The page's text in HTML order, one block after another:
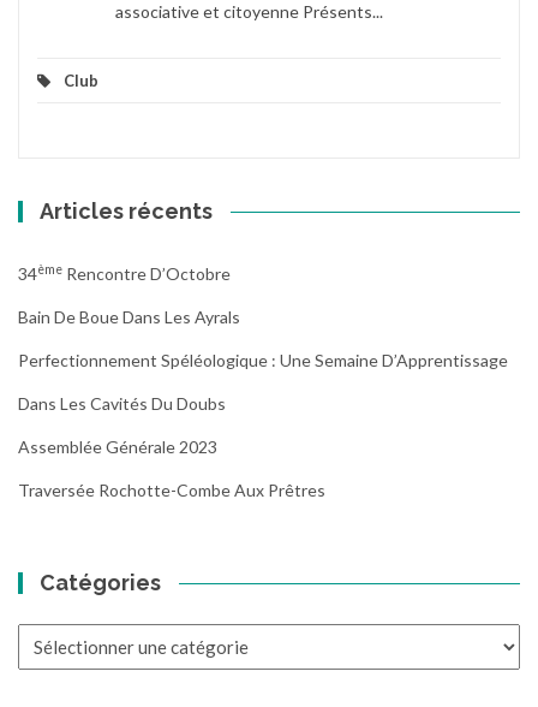
associative et citoyenne Présents...
Club
Articles récents
34Ème Rencontre D’Octobre
Bain De Boue Dans Les Ayrals
Perfectionnement Spéléologique : Une Semaine D’Apprentissage
Dans Les Cavités Du Doubs
Assemblée Générale 2023
Traversée Rochotte-Combe Aux Prêtres
Catégories